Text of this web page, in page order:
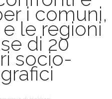
i comuni,
le regioni
di 20
socio-